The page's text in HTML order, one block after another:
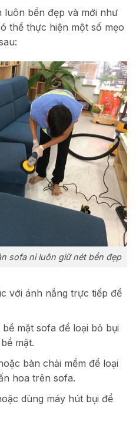
bền đẹp và mới như
thể thực hiện một số mẹo
sofa nỉ luôn giữ nét bền đẹp
với ánh nắng trực tiếp để
mặt sofa để loại bỏ bụi
mặt.
bàn chải mềm để loại
hoa trên sofa.
dùng máy hút bụi để